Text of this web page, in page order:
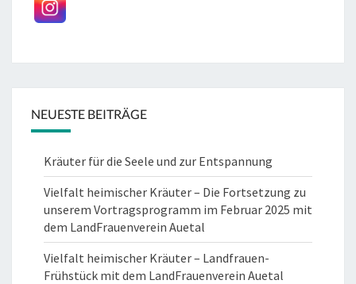
NEUESTE BEITRÄGE
Kräuter für die Seele und zur Entspannung
Vielfalt heimischer Kräuter – Die Fortsetzung zu
unserem Vortragsprogramm im Februar 2025 mit
dem LandFrauenverein Auetal
Vielfalt heimischer Kräuter – Landfrauen-
Frühstück mit dem LandFrauenverein Auetal